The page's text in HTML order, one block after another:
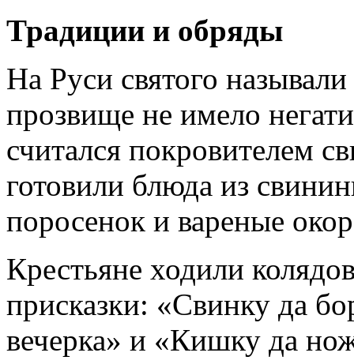
Традиции и обряды
На Руси святого
прозвище не имело
считался покровителем
готовили блюда из
поросенок и вареные
Крестьяне ходили
присказки: «Свинку да
вечерка» и «Кишку да